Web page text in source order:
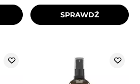
SPRAWDŹ